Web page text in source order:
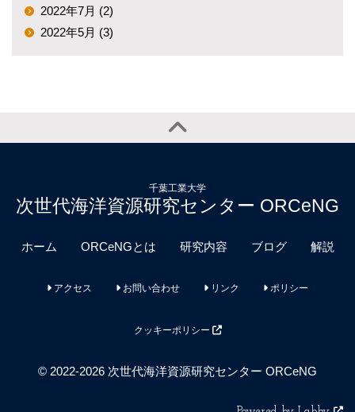
2022年7月 (2)
2022年5月 (3)
千葉工業大学
次世代海洋資源研究センター ORCeNG
ホーム ORCeNGとは 研究内容 ブログ 解説
アクセス お問い合わせ リンク ポリシー
クッキーポリシー
© 2022-2026 次世代海洋資源研究センター ORCeNG